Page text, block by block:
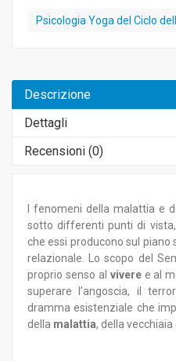
Psicologia Yoga del Ciclo
Descrizione
Dettagli
Recensioni (0)
I fenomeni della malattia e
sotto differenti punti di
che essi producono sul piano
relazionale. Lo scopo del
proprio senso al viveree al
superare l’angoscia, il
dramma esistenziale che
della malattia, della vecchiaia